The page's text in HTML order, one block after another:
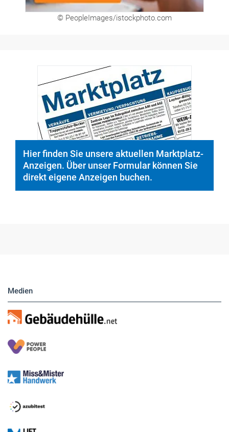
© PeopleImages/istockphoto.com
Hier finden Sie unsere aktuellen Marktplatz-
Anzeigen. Über unser Formular können Sie
direkt eigene Anzeigen buchen.
Medien